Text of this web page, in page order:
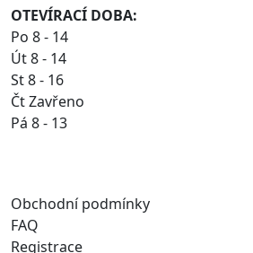
OTEVÍRACÍ DOBA:
Po 8 - 14
Út 8 - 14
St 8 - 16
Čt Zavřeno
Pá 8 - 13
Obchodní podmínky
FAQ
Registrace